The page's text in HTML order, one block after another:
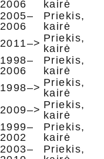
2006
kairė
2005–
2006
Priekis,
kairė
2011–> Priekis,
kairė
1998–
2006
Priekis,
kairė
1998–> Priekis,
kairė
2009–> Priekis,
kairė
1999–
2002
Priekis,
kairė
2003–
Priekis,